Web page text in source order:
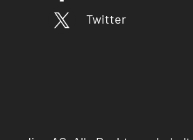
Twitter